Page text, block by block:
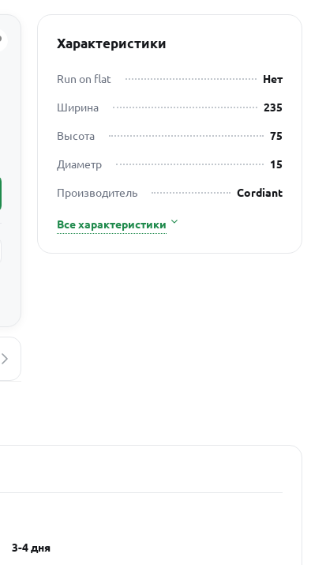
Характеристики
Run on flat
Нет
Ширина
235
Высота
75
Диаметр
15
Производитель
Cordiant
Все характеристики
3-4 дня